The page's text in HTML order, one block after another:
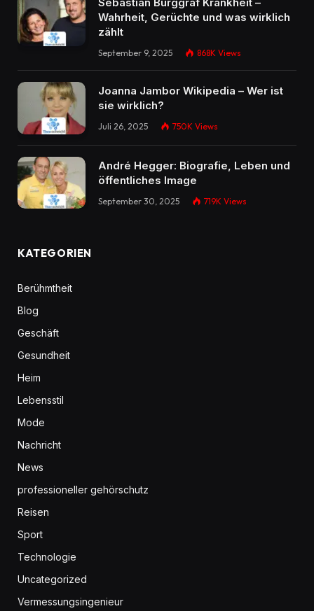
Wahrheit, Gerüchte und was wirklich
zählt
September 9, 2025 868K Views
Joanna Jambor Wikipedia – Wer ist
sie wirklich?
Juli 26, 2025 750K Views
André Hegger: Biografie, Leben und
öffentliches Image
September 30, 2025 719K Views
KATEGORIEN
Berühmtheit
Blog
Geschäft
Gesundheit
Heim
Lebensstil
Mode
Nachricht
News
professioneller gehörschutz
Reisen
Sport
Technologie
Uncategorized
Vermessungsingenieur